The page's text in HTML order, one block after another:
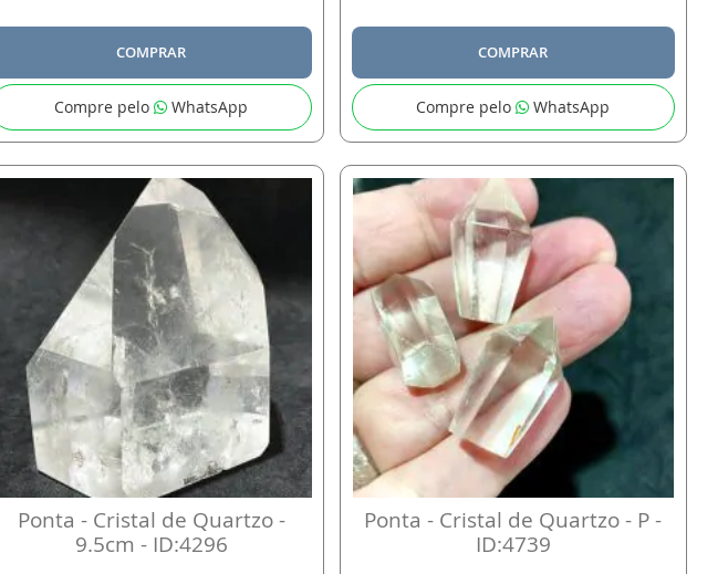
COMPRAR
Compre pelo WhatsApp
COMPRAR
Compre pelo WhatsApp
Ponta - Cristal de Quartzo -
9.5cm - ID:4296
Ponta - Cristal de Quartzo - P -
ID:4739